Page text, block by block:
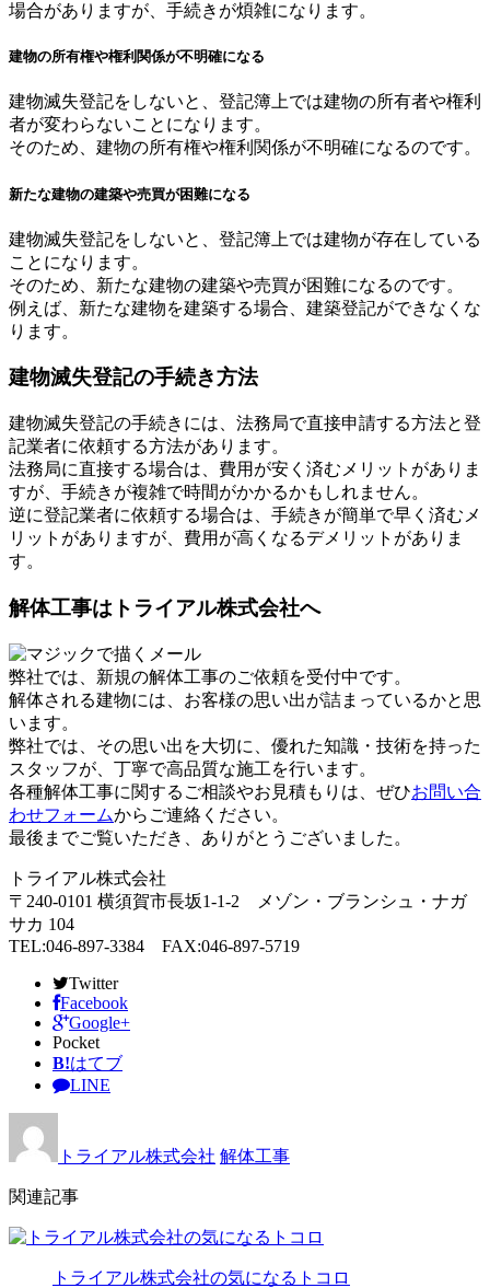
場合がありますが、手続きが煩雑になります。
建物の所有権や権利関係が不明確になる
建物滅失登記をしないと、登記簿上では建物の所有者や権利
者が変わらないことになります。
そのため、建物の所有権や権利関係が不明確になるのです。
新たな建物の建築や売買が困難になる
建物滅失登記をしないと、登記簿上では建物が存在している
ことになります。
そのため、新たな建物の建築や売買が困難になるのです。
例えば、新たな建物を建築する場合、建築登記ができなくな
ります。
建物滅失登記の手続き方法
建物滅失登記の手続きには、法務局で直接申請する方法と登
記業者に依頼する方法があります。
法務局に直接する場合は、費用が安く済むメリットがありま
すが、手続きが複雑で時間がかかるかもしれません。
逆に登記業者に依頼する場合は、手続きが簡単で早く済むメ
リットがありますが、費用が高くなるデメリットがありま
す。
解体工事はトライアル株式会社へ
弊社では、新規の解体工事のご依頼を受付中です。
解体される建物には、お客様の思い出が詰まっているかと思
います。
弊社では、その思い出を大切に、優れた知識・技術を持った
スタッフが、丁寧で高品質な施工を行います。
各種解体工事に関するご相談やお見積もりは、ぜひお問い合
わせフォームからご連絡ください。
最後までご覧いただき、ありがとうございました。
トライアル株式会社
〒240-0101 横須賀市長坂1-1-2 メゾン・ブランシュ・ナガ
サカ 104
TEL:046-897-3384 FAX:046-897-5719
Twitter
Facebook
Google+
Pocket
B!はてブ
LINE
トライアル株式会社 解体工事
関連記事
トライアル株式会社の気になるトコロ